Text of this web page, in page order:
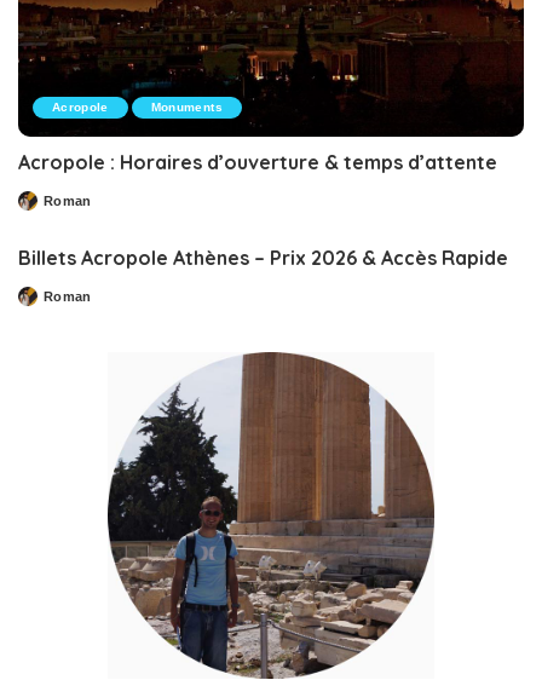
Acropole Monuments
Acropole : Horaires d’ouverture & temps d’attente
PostedRoman
Billets Acropole Athènes – Prix 2026 & Accès Rapide
PostedRoman